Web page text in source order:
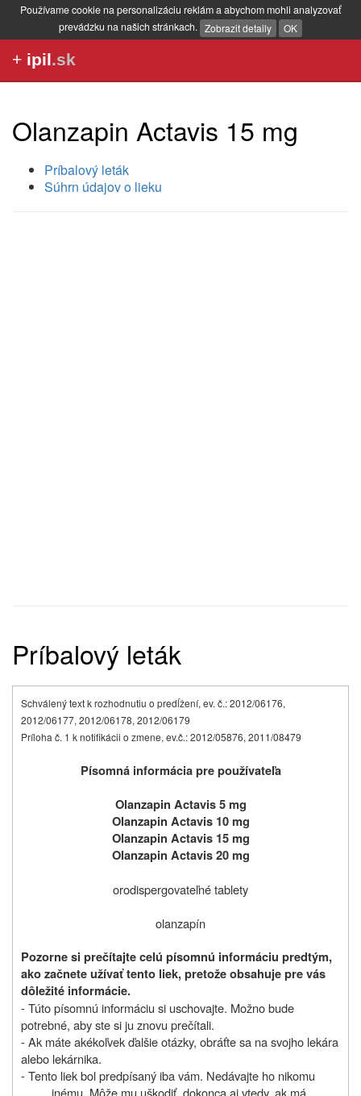
Používame cookie na personalizáciu reklám a abychom mohli analyzovať
prevádzku na našich stránkach. Zobrazit detaily OK
+ ipil.sk
Olanzapin Actavis 15 mg
Príbalový leták
Súhrn údajov o lieku
Príbalový leták
Schválený text k rozhodnutiu o predĺžení, ev. č.: 2012/06176,
2012/06177, 2012/06178, 2012/06179
Príloha č. 1 k notifikácii o zmene, ev.č.: 2012/05876, 2011/08479
Písomná informácia pre používateľa
Olanzapin Actavis 5 mg
Olanzapin Actavis 10 mg
Olanzapin Actavis 15 mg
Olanzapin Actavis 20 mg
orodispergovateľné tablety
olanzapín
Pozorne si prečítajte celú písomnú informáciu predtým,
ako začnete užívať tento liek, pretože obsahuje pre vás
dôležité informácie.
- Túto písomnú informáciu si uschovajte. Možno bude
potrebné, aby ste si ju znovu prečítali.
- Ak máte akékoľvek ďalšie otázky, obráťte sa na svojho lekára
alebo lekárnika.
- Tento liek bol predpísaný iba vám. Nedávajte ho nikomu
inému. Môže mu uškodiť, dokonca aj vtedy, ak má